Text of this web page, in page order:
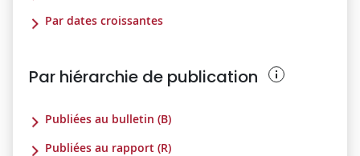
Par dates croissantes
Par hiérarchie de publication
Publiées au bulletin (B)
Publiées au rapport (R)